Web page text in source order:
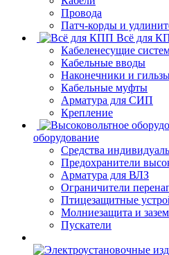
Провода
Патч-корды и
Всё для
Кабеленесущие
Кабельные вводы
Наконечники и
Кабельные муфты
Арматура для СИП
Крепление
оборудование
Средства
Предохранители
Арматура для ВЛЗ
Ограничители
Птицезащитные
Молниезащита и
Пускатели